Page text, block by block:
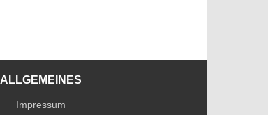
ALLGEMEINES
Impressum